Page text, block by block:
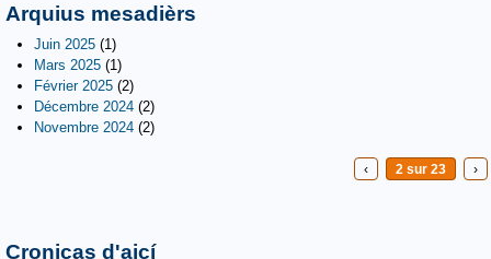
Arquius mesadièrs
Juin 2025 (1)
Mars 2025 (1)
Février 2025 (2)
Décembre 2024 (2)
Novembre 2024 (2)
‹ 2 sur 23 ›
Cronicas d'aicí